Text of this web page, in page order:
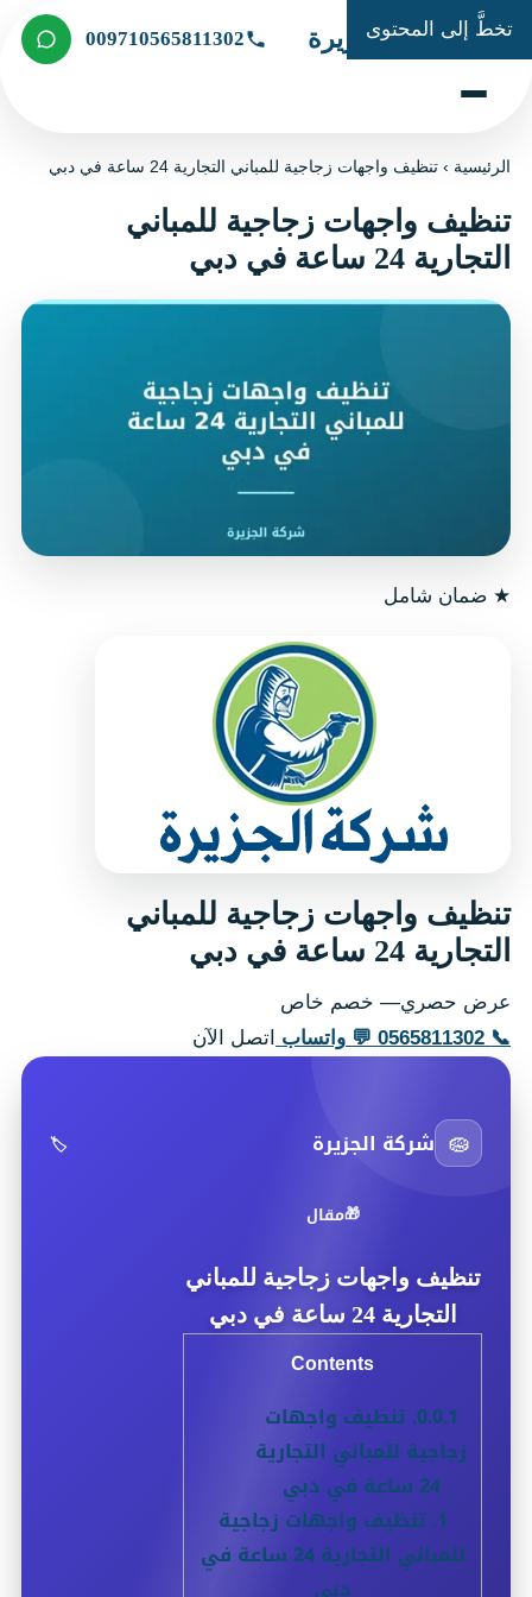
تخطَّ إلى المحتوى
شركة الجزيرة 009710565811302
الرئيسية ›تنظيف واجهات زجاجية للمباني التجارية 24 ساعة في دبي
تنظيف واجهات زجاجية للمباني
التجارية 24 ساعة في دبي
★ ضمان شامل
تنظيف واجهات زجاجية للمباني
التجارية 24 ساعة في دبي
عرض حصري— خصم خاص
📞
0565811302
💬 واتساب اتصل الآن
🧽 شركة الجزيرة 🏷️
🎁مقال
تنظيف واجهات زجاجية للمباني
التجارية 24 ساعة في دبي
Contents
0.0.1. تنظيف واجهات
زجاجية للمباني التجارية
24 ساعة في دبي
1. تنظيف واجهات زجاجية
للمباني التجارية 24 ساعة في
دبي